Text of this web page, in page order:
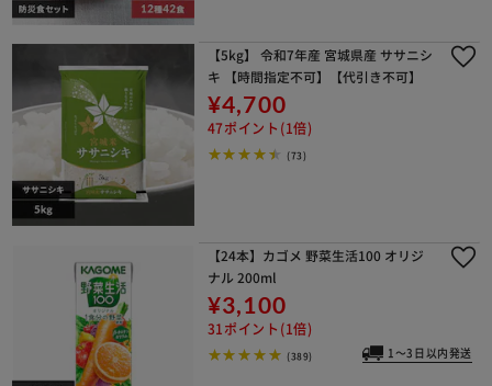
【5kg】 令和7年産 宮城県産 ササニシ
キ 【時間指定不可】【代引き不可】
¥4,700
47ポイント(1倍)
(73)
【24本】カゴメ 野菜生活100 オリジ
ナル 200ml
¥3,100
31ポイント(1倍)
(389) 1～3日以内発送